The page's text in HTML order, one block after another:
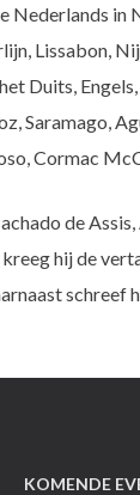
Nederlands in
Lissabon,
Duits,
Saramago,
Cormac
de
hij de
schreef
KOMENDE